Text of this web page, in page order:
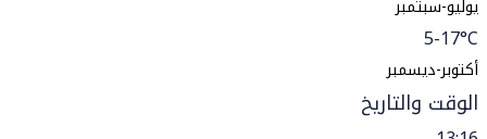
يوليو-سبتمبر
5-17°C
أكتوبر-ديسمبر
الوقت والتاريخ